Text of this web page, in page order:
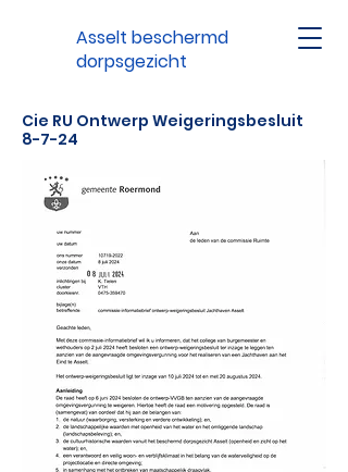
Asselt beschermd
dorpsgezicht
Cie RU Ontwerp Weigeringsbesluit
8-7-24